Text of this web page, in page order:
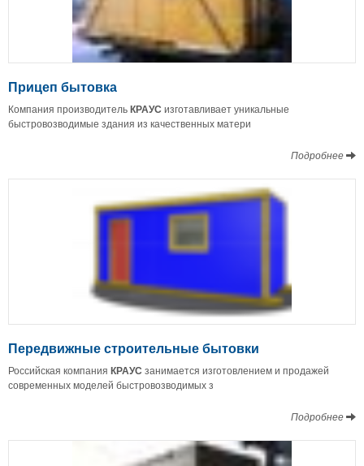
Прицеп бытовка
Компания производительКРАУС изготавливает уникальные
быстровозводимые здания из качественных матери
Подробнее
Передвижные строительные бытовки
Российская компания КРАУС занимается изготовлением и продажей
современных моделей быстровозводимых з
Подробнее